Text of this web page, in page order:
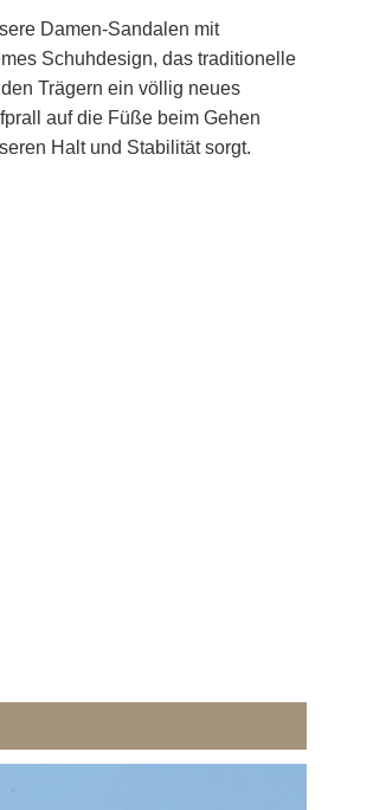
Damen-Sandalen mit
Schuhdesign, das traditionelle
Trägern ein völlig neues
auf die Füße beim Gehen
Halt und Stabilität sorgt.